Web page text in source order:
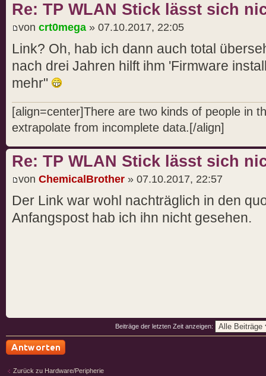
Re: TP WLAN Stick lässt sich
von crt0mega » 07.10.2017, 22:05
Link? Oh, hab ich dann auch total
nach drei Jahren hilft ihm 'Firmware
mehr"
[align=center]There are two kinds of people in
extrapolate from incomplete data.[/align]
Re: TP WLAN Stick lässt sich
von ChemicalBrother » 07.10.2017, 22:57
Der Link war wohl nachträglich in den
Anfangspost hab ich ihn nicht gesehen.
Beiträge der letzten Zeit anzeigen:
Zurück zu Hardware/Peripherie